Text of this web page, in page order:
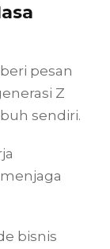
pesan
Z
sendiri.
bisnis